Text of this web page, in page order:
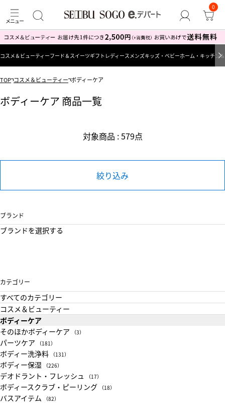
0
コスメ＆ビューティーフード＆スイーツギフト レディース メンズキッズ・ベビーホーム・キッチン
TOP コスメ＆ビューティー ボディーケア
ボディーケア 商品一覧
対象商品 : 579点
絞り込み
ブランド
ブランドを選択する
カテゴリー
すべてのカテゴリー
コスメ＆ビューティー
ボディーケア
そのほかボディーケア
（3）
パーツケア （181）
ボディー洗浄料 （131）
ボディー保湿 （226）
デオドラント・フレッシュ （17）
ボディースクラブ・ピーリング （18）
バスアイテム （82）